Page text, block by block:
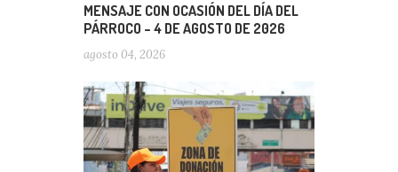
MENSAJE CON OCASIÓN DEL DÍA DEL
PÁRROCO – 4 DE AGOSTO DE 2026
agosto 04, 2026